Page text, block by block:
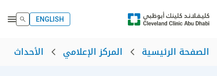
ENGLISH
الصفحة الرئيسية المركز الإعلامي الأحداث